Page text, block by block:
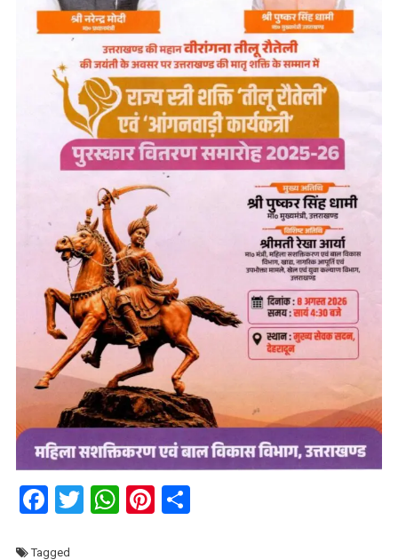
Facebook
Twitter
WhatsApp
Pinterest
Share
Tagged